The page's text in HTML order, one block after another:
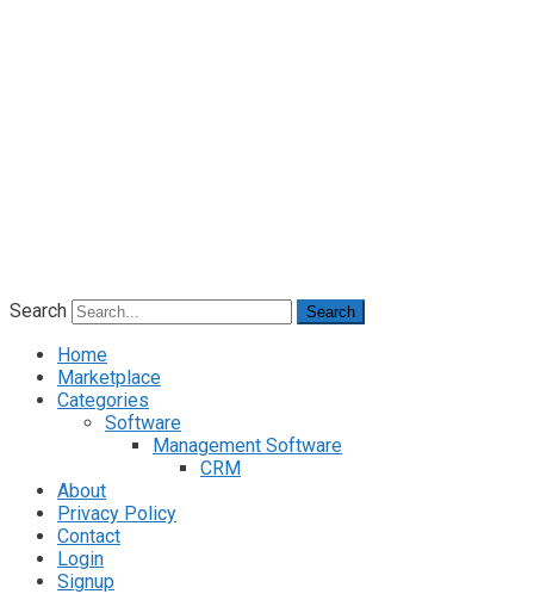
Search Search
Home
Marketplace
Categories
Software
Management Software
CRM
About
Privacy Policy
Contact
Login
Signup